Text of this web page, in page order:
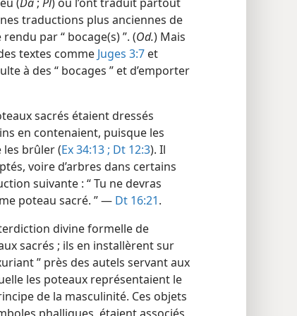
traductions plus anciennes de
par “ bocage(s) ”. (Od.) Mais
textes comme Juges 3:7 et
à des “ bocages ” et d’emporter
sacrés étaient dressés
en contenaient, puisque les
les brûler (Ex 34:13 ; Dt 12:3). Il
voire d’arbres dans certains
suivante : “ Tu ne devras
poteau sacré. ” — Dt 16:21.
divine formelle de
sacrés ; ils en installèrent sur
” près des autels servant aux
les poteaux représentaient le
de la masculinité. Ces objets